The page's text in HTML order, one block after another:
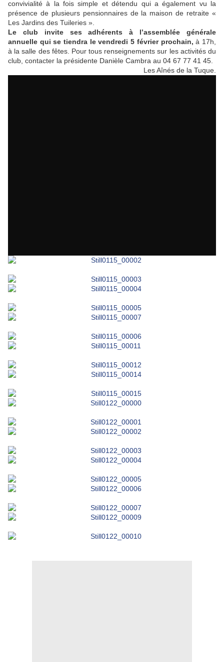
convivialité à la fois simple et détendu qui a également vu la
présence de plusieurs pensionnaires de la maison de retraite «
Les Jardins des Tuileries ».
Le club invite ses adhérents à l’assemblée générale
annuelle qui se tiendra le vendredi 5 février prochain, à 17h,
à la salle des fêtes. Pour tous renseignements sur les activités du
club, contacter la présidente Danièle Cambra au 04 67 77 41 45.
Les Aînés de la Tuque.